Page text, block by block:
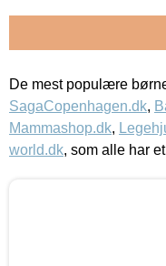
De mest populære
SagaCopenhagen.dk,
Mammashop.dk,
world.dk, som alle har